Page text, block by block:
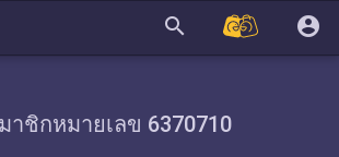
search account_circle
าชิกหมายเลข 6370710